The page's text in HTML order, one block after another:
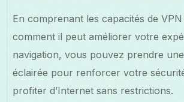
En comprenant les capacités de
comment il peut améliorer votre
navigation, vous pouvez prendre
éclairée pour renforcer votre
profiter d’Internet sans restrictions.